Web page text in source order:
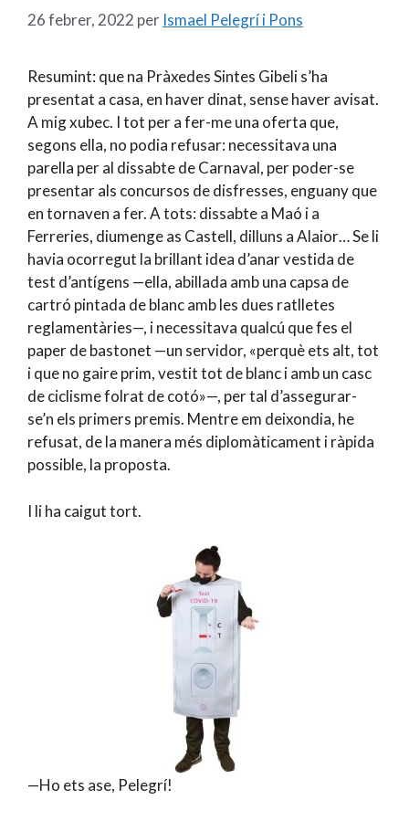
26 febrer, 2022 per Ismael Pelegrí i Pons
Resumint: que na Pràxedes Sintes Gibeli s’ha
presentat a casa, en haver dinat, sense haver avisat.
A mig xubec. I tot per a fer-me una oferta que,
segons ella, no podia refusar: necessitava una
parella per al dissabte de Carnaval, per poder-se
presentar als concursos de disfresses, enguany que
en tornaven a fer. A tots: dissabte a Maó i a
Ferreries, diumenge as Castell, dilluns a Alaior… Se li
havia ocorregut la brillant idea d’anar vestida de
test d’antígens —ella, abillada amb una capsa de
cartró pintada de blanc amb les dues ratlletes
reglamentàries—, i necessitava qualcú que fes el
paper de bastonet —un servidor, «perquè ets alt, tot
i que no gaire prim, vestit tot de blanc i amb un casc
de ciclisme folrat de cotó»—, per tal d’assegurar-
se’n els primers premis. Mentre em deixondia, he
refusat, de la manera més diplomàticament i ràpida
possible, la proposta.
I li ha caigut tort.
—Ho ets ase, Pelegrí!